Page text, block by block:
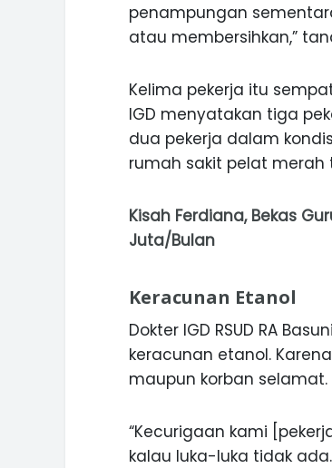
penampungan
atau membersihkan,”
Kelima pekerja itu
IGD menyatakan tiga
dua pekerja dalam
rumah sakit pelat merah
Kisah Ferdiana, Bekas
Juta/Bulan
Keracunan Etanol
Dokter IGD RSUD RA
keracunan etanol.
maupun korban selamat.
“Kecurigaan kami
kalau luka-luka tidak